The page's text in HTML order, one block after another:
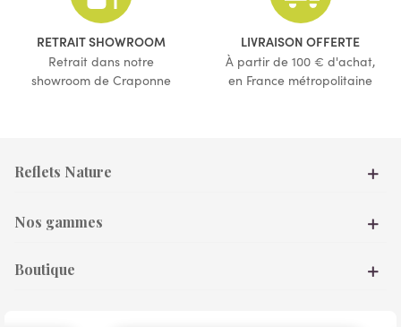
RETRAIT SHOWROOM
Retrait dans notre
showroom de Craponne
LIVRAISON OFFERTE
À partir de 100 € d'achat,
en France métropolitaine
Reflets Nature
Nos gammes
Boutique